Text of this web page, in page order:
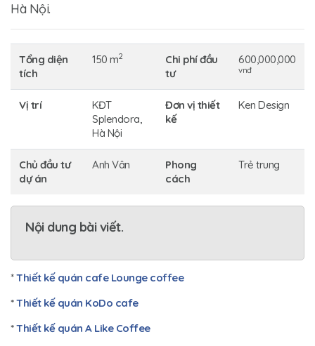
Hà Nội.
Tổng diện
tích
150 m2
Chi phí đầu
tư
600,000,000
vnđ
Vị trí
KĐT
Splendora,
Hà Nội
Đơn vị thiết
kế
Ken Design
Chủ đầu tư
dự án
Anh Vân
Phong
cách
Trẻ trung
Nội dung bài viết.
*Thiết kế quán cafe Lounge coffee
*Thiết kế quán KoDo cafe
*Thiết kế quán A Like Coffee